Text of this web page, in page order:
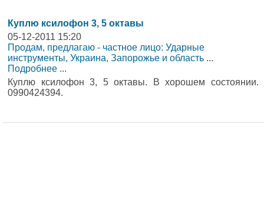
Куплю ксилофон 3, 5 октавы
05-12-2011 15:20
Продам, предлагаю - частное лицо: Ударные
инструменты, Украина, Запорожье и область ...
Подробнее ...
Куплю ксилофон 3, 5 октавы. В хорошем состоянии.
0990424394.